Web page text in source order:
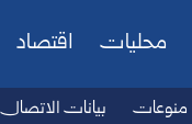
محليات اقتصاد
منوعات بيانات الاتصال